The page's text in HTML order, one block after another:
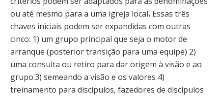
ou até mesmo para a uma igreja local. Essas três
chaves iniciais podem ser expandidas com outras
cinco: 1) um grupo principal que seja o motor de
arranque (posterior transição para uma equipe) 2)
uma consulta ou retiro para dar origem à visão e ao
grupo.3) semeando a visão e os valores 4)
treinamento para discípulos, fazedores de discípulos